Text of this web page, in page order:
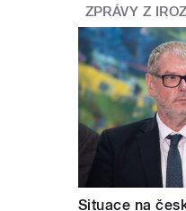
ZPRÁVY Z
Situace na